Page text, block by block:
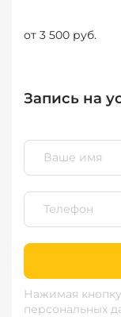
от 3 500 руб.
Запись на
Нажимая
персональных